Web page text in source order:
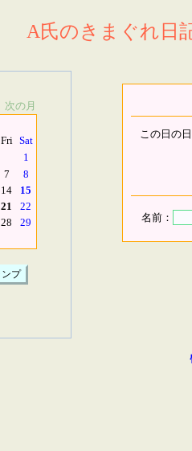
A氏のきまぐれ日
次の月
Fri Sat
1
7
8
14
15
21
22
28
29
この日の
名前：